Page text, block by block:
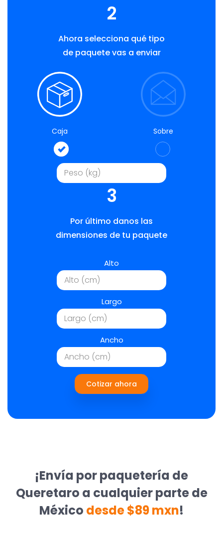
2
Ahora selecciona qué tipo
de paquete vas a enviar
Caja Sobre
3
Por último danos las
dimensiones de tu paquete
Alto
Largo
Ancho
Cotizar ahora
¡Envía por paquetería de
Queretaro a cualquier parte de
México desde $89 mxn!